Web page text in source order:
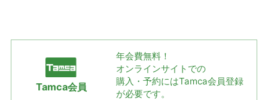
Tamca会員
年会費無料！
オンラインサイトでの
購入・予約にはTamca会員登録
が必要です。